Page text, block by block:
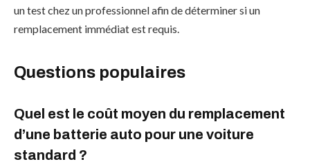
un test chez un professionnel afin de déterminer si un
remplacement immédiat est requis.
Questions populaires
Quel est le coût moyen du remplacement
d’une batterie auto pour une voiture
standard ?